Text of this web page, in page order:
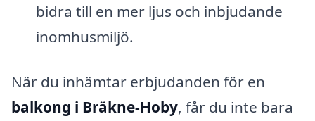
bidra till en mer ljus och inbjudande
inomhusmiljö.
När du inhämtar erbjudanden för en
balkong i Bräkne-Hoby, får du inte bara